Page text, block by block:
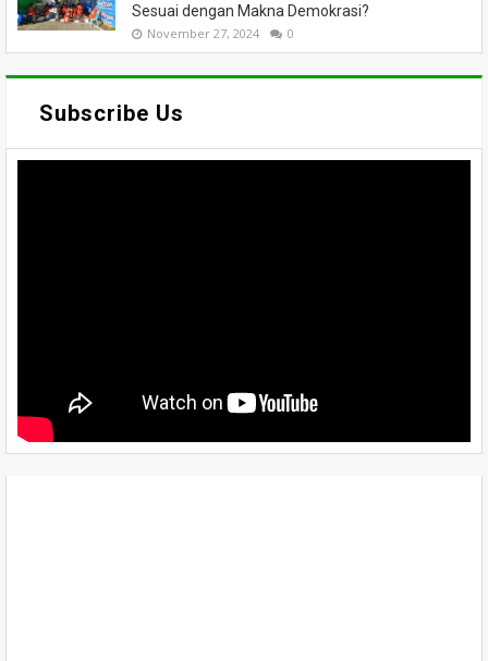
Sesuai dengan Makna Demokrasi?
November 27, 2024 0
Subscribe Us